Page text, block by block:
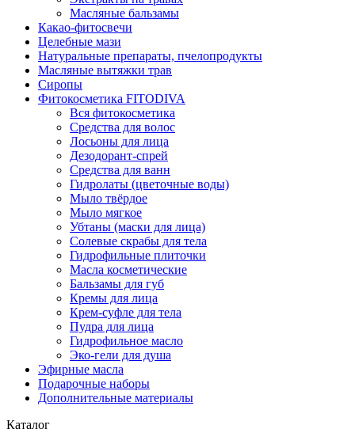
Масляные бальзамы
Какао-фитосвечи
Целебные мази
Натуральные препараты, пчелопродукты
Масляные вытяжки трав
Сиропы
Фитокосметика FITODIVA
Вся фитокосметика
Средства для волос
Лосьоны для лица
Дезодорант-спрей
Средства для ванн
Гидролаты (цветочные воды)
Мыло твёрдое
Мыло мягкое
Убтаны (маски для лица)
Солевые скрабы для тела
Гидрофильные плиточки
Масла косметические
Бальзамы для губ
Кремы для лица
Крем-суфле для тела
Пудра для лица
Гидрофильное масло
Эко-гели для душа
Эфирные масла
Подарочные наборы
Дополнительные материалы
Каталог